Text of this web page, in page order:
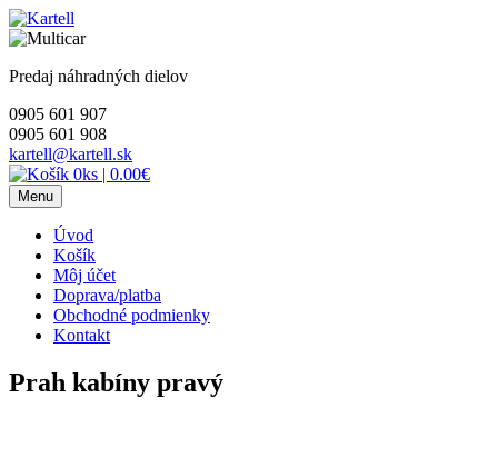
Skip
to
Predaj náhradných dielov
0905 601 907
0905 601 908
kartell@kartell.sk
0ks | 0.00€
Menu
Úvod
Košík
Môj účet
Doprava/platba
Obchodné podmienky
Kontakt
Prah kabíny pravý